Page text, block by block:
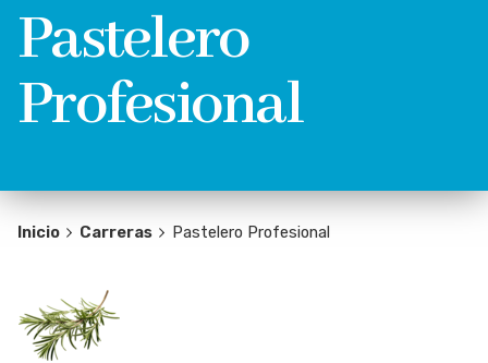
Pastelero
Profesional
Inicio Carreras Pastelero Profesional